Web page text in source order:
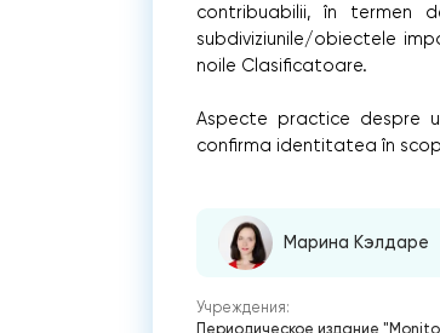
contribuabilii, în termen
subdiviziunile/obiectele
noile Clasificatoare.
Aspecte practice despre
confirma identitatea în
Марина Кэлдаре
Учреждения:
Периодическое издание